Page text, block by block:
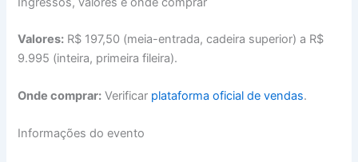
Valores: R$ 197,50 (meia-entrada, cadeira superior) a R$
9.995 (inteira, primeira fileira).
Onde comprar: Verificar plataforma oficial de vendas.
Informações do evento